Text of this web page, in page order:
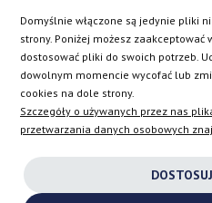
Europejski dostawca
QRP Automotive SP. Z O.O.
Bratnia 8,PL-56-400Oleśnica
VAT:PL9112055005
+48 532 722 150
info@turbochargers-shop.com
Domyślnie włączone są jedynie pliki
strony. Poniżej możesz
dostosować pliki do swoich potrzeb.
dowolnym momencie wycofać lub
cookies na dole strony.
Szczegóły o używanych przez nas
przetwarzania danych osobowych